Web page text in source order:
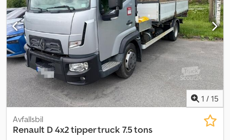
1 / 15
Avfallsbil
Renault D 4x2 tipper truck 7.5 tons